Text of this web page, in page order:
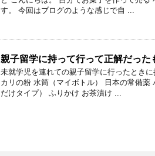
す。 今回はブログのような感じで自 ...
親子留学に持って行って正解だった
未就学児を連れての親子留学に行ったとき
カリの粉 水筒（マイボトル） 日本の常備
だけタイプ） ふりかけ お茶漬け ...